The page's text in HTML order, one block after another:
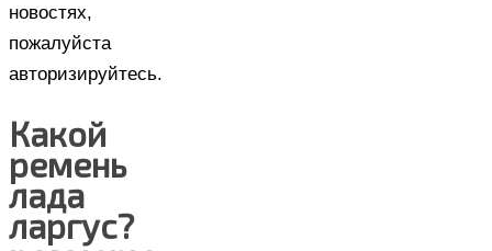
новостях,
пожалуйста
авторизируйтесь.
Какой
ремень
лада
ларгус?